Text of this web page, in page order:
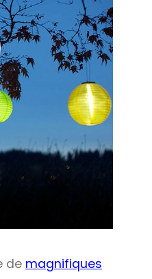
de magnifiques